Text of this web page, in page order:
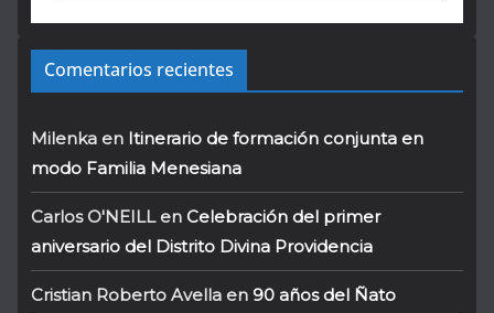
Comentarios recientes
Milenka en Itinerario de formación conjunta en
modo Familia Menesiana
Carlos O'NEILLen Celebración del primer
aniversario del Distrito Divina Providencia
Cristian Roberto Avella en 90 años del Ñato